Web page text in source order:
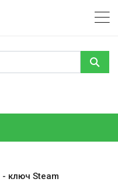
- ключ Steam